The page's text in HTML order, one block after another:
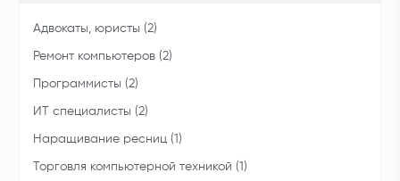
Адвокаты, юристы (2)
Ремонт компьютеров (2)
Программисты (2)
ИТ специалисты (2)
Наращивание ресниц (1)
Торговля компьютерной техникой (1)